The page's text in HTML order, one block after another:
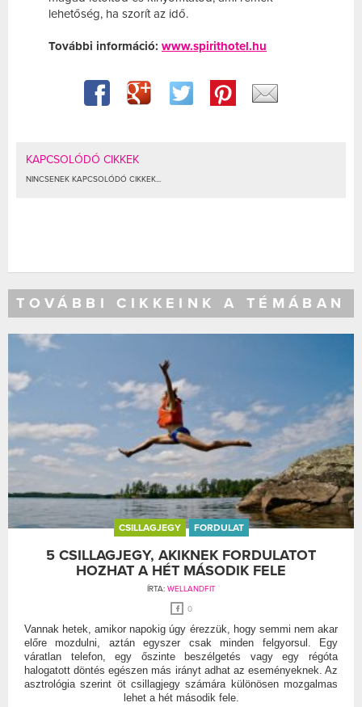
lehetőség, ha szorít az idő.
További információ: www.spirithotel.hu
KAPCSOLÓDÓ CIKKEK
NINCSENEK KAPCSOLÓDÓ CIKKEK...
TOVÁBBI CIKKEINK A TÉMÁBAN
CSILLAGJEGY FORDULAT
5 CSILLAGJEGY, AKIKNEK FORDULATOT
HOZHAT A HÉT MÁSODIK FELE
ÍRTA: WELLANDFIT
0
Vannak hetek, amikor napokig úgy érezzük, hogy semmi nem akar
előre mozdulni, aztán egyszer csak minden felgyorsul. Egy
váratlan telefon, egy őszinte beszélgetés vagy egy régóta
halogatott döntés egészen más irányt adhat az eseményeknek. Az
asztrológia szerint öt csillagjegy számára különösen mozgalmas
lehet a hét második fele.